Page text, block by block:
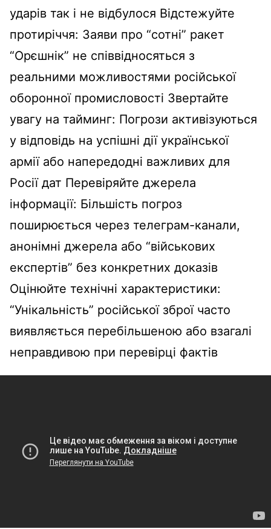
ударів так і не відбулося Відстежуйте
протиріччя: Заяви про “сотні” ракет
“Орєшнік” не співвідносяться з
реальними можливостями російської
оборонної промисловості Звертайте
увагу на тайминг: Погрози активізуються
у відповідь на успішні дії української
армії або напередодні важливих для
Росії дат Перевіряйте джерела
інформації: Більшість погроз
поширюється через телеграм-канали,
анонімні джерела або “військових
експертів” без конкретних доказів
Оцінюйте технічні характеристики:
“Унікальність” російської зброї часто
виявляється перебільшеною або взагалі
неправдивою при перевірці фактів